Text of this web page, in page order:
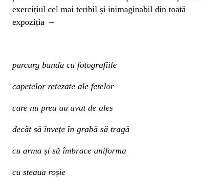
exercițiul cel mai teribil și inimaginabil din toată
expoziția –
parcurg banda cu fotografiile
capetelor retezate ale fetelor
care nu prea au avut de ales
decât să învețe în grabă să tragă
cu arma și să îmbrace uniforma
cu steaua roșie